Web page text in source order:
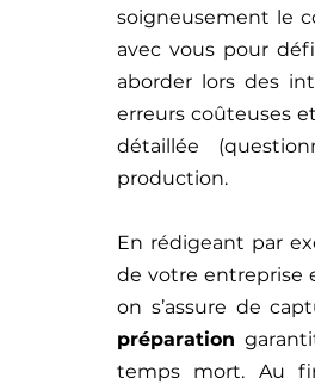
soigneusement le
avec vous pour
aborder lors des
erreurs coûteuses
détaillée
production.
En rédigeant par
de votre entreprise
on s’assure de
préparation
temps mort. Au